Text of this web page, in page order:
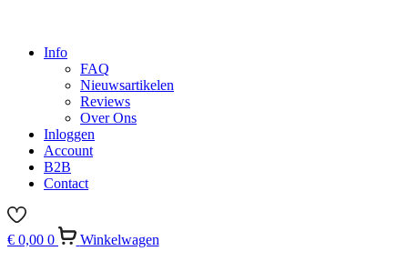
Info
FAQ
Nieuwsartikelen
Reviews
Over Ons
Inloggen
Account
B2B
Contact
€ 0,00 0
Winkelwagen